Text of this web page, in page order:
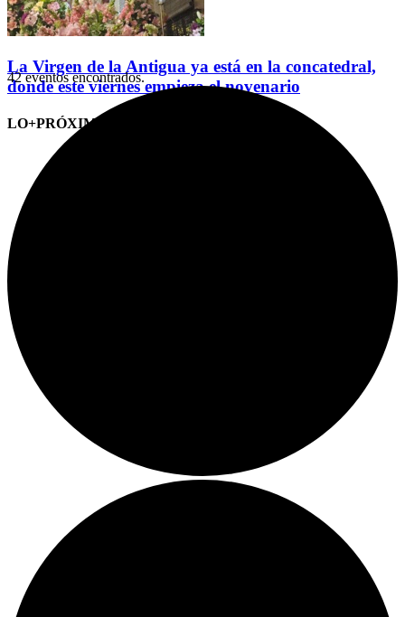
La Virgen de la Antigua ya está en la concatedral,
donde este viernes empieza el novenario
LO+PRÓXIMO (CITAS)
42 eventos encontrados.